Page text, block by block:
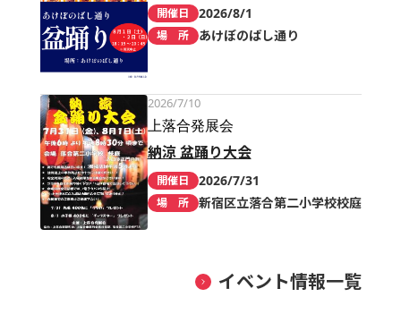
開催日 2026/8/1
場 所 あけぼのばし通り
2026/7/10
上落合発展会
納涼 盆踊り大会
開催日 2026/7/31
場 所 新宿区立落合第二小学校校庭
イベント情報一覧